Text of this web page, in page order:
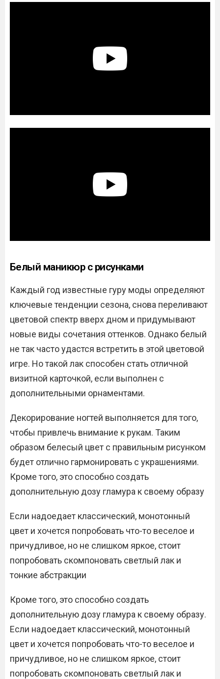
Белый маникюр с рисунками
Каждый год известные гуру моды определяют
ключевые тенденции сезона, снова переливают
цветовой спектр вверх дном и придумывают
новые виды сочетания оттенков. Однако белый
не так часто удастся встретить в этой цветовой
игре. Но такой лак способен стать отличной
визитной карточкой, если выполнен с
дополнительными орнаментами.
Декорирование ногтей выполняется для того,
чтобы привлечь внимание к рукам. Таким
образом белесый цвет с правильным рисунком
будет отлично гармонировать с украшениями.
Кроме того, это способно создать
дополнительную дозу гламура к своему образу
Если надоедает классический, монотонный
цвет и хочется попробовать что-то веселое и
причудливое, но не слишком яркое, стоит
попробовать скомпоновать светлый лак и
тонкие абстракции
Кроме того, это способно создать
дополнительную дозу гламура к своему образу.
Если надоедает классический, монотонный
цвет и хочется попробовать что-то веселое и
причудливое, но не слишком яркое, стоит
попробовать скомпоновать светлый лак и